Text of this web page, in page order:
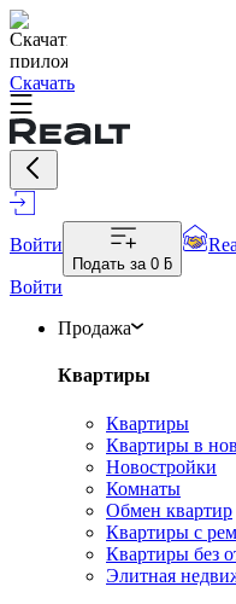
Скачать
Войти
Подать за 0 ƃ
Войти
Продажа
Квартиры
Квартиры
Квартиры в
Новостройки
Комнаты
Обмен квартир
Квартиры с
Квартиры без
Элитная